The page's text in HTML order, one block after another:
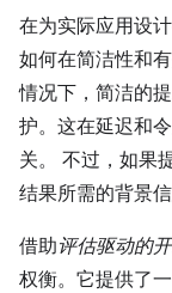
在为实际应用设
如何在简洁性和
情况下，简洁的
护。这在延迟和
关。 不过，如果
结果所需的背景
借助评估驱动的
权衡。它提供了